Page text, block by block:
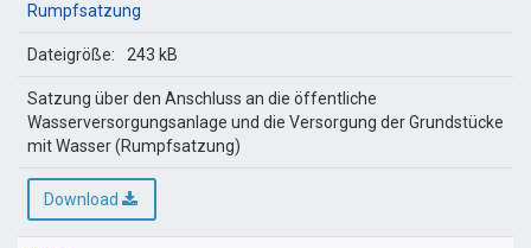
Rumpfsatzung
243 kB
Satzung über den Anschluss an die öffentliche
Wasserversorgungsanlage und die Versorgung der Grundstücke
mit Wasser (Rumpfsatzung)
Download